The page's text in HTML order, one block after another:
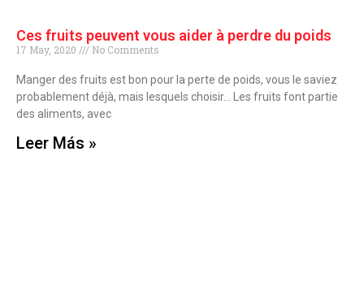
Ces fruits peuvent vous aider à perdre du poids
17 May, 2020 No Comments
Manger des fruits est bon pour la perte de poids, vous le saviez
probablement déjà, mais lesquels choisir… Les fruits font partie
des aliments, avec
Leer Más »